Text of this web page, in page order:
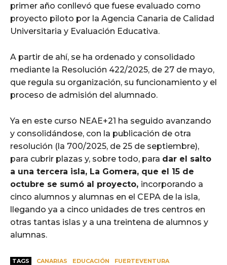
primer año conllevó que fuese evaluado como
proyecto piloto por la Agencia Canaria de Calidad
Universitaria y Evaluación Educativa.
A partir de ahí, se ha ordenado y consolidado
mediante la Resolución 422/2025, de 27 de mayo,
que regula su organización, su funcionamiento y el
proceso de admisión del alumnado.
Ya en este curso NEAE+21 ha seguido avanzando
y consolidándose, con la publicación de otra
resolución (la 700/2025, de 25 de septiembre),
para cubrir plazas y, sobre todo, para dar el salto
a una tercera isla, La Gomera, que el 15 de
octubre se sumó al proyecto, incorporando a
cinco alumnos y alumnas en el CEPA de la isla,
llegando ya a cinco unidades de tres centros en
otras tantas islas y a una treintena de alumnos y
alumnas.
TAGS CANARIAS EDUCACIÓN
FUERTEVENTURA